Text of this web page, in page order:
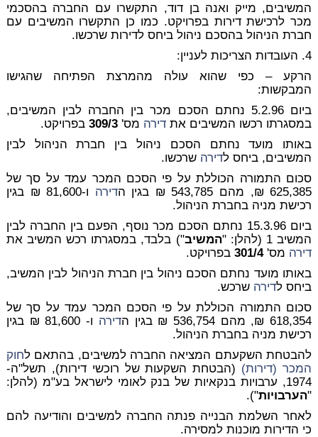
המשיבים, מייק ואנה בן דוד, התקשרו עם החברה בהסכמי
מכר לרכישת דירות בפרויקט. כמו כן התקשרו המשיבים עם
חברת הניהול בהסכם ניהול ביחס לדירות שרכשו.
4. העובדות הצריכות לעניין:
הרקע – כפי שהוא עולה מהמרצת הפתיחה שהגישו
המבקשות:
ביום 5.2.96 נחתם הסכם מכר בין החברה לבין המשיבים,
במסגרתו רכשו המשיבים את דירה מס' 309/3בפרויקט.
באותו מועד נחתם הסכם ניהול בין חברת הניהול לבין
המשיבים, ביחס לדירה שרכשו.
סכום התמורה הכוללת על פי הסכם המכר עמד על סך של
625,385 ₪, מהם 543,785 ₪ בגין ה
דירה
ו-81,600 ₪ בגין
רכישת מניה בחברת הניהול.
ביום 15.3.96 נחתם הסכם מכר נוסף, הפעם בין החברה לבין
המשיב 1 (להלן: "
המשיב") בלבד, במסגרתו רכש המשיב את
דירה מס'301/4 בפרויקט.
באותו מועד נחתם הסכם ניהול בין חברת הניהול לבין המשיב,
ביחס לדירה שרכש.
סכום התמורה הכוללת על פי הסכם המכר עמד על סך של
618,354 ₪, מהם 536,754 ₪ בגין ה
דירה
ו- 81,600 ₪ בגין
רכישת מניה בחברת הניהול.
להבטחת השקעתם המציאה החברה למשיבים, בהתאם לחוק
המכר (דירות) (הבטחת השקעות של רוכשי דירות), תשל"ה-
1974, ערבויות בנקאיות של בנק לאומי לישראל בע"מ (להלן:
"הערבויות").
לאחר השלמת הבנייה פנתה החברה למשיבים והודיעה להם
כי הדירות מוכנות למסירה.